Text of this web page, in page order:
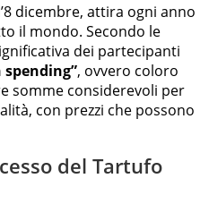
dicembre, attira ogni anno
il mondo. Secondo le
dei partecipanti
spending”, ovvero coloro
somme considerevoli per
con prezzi che possono
del Tartufo